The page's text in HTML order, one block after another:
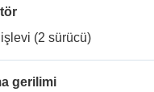
(2 sürücü)
gerilimi